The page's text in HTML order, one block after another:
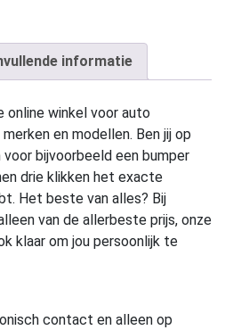
informatie
online winkel voor auto
en modellen. Ben jij op
bijvoorbeeld een bumper
drie klikken het exacte
Het beste van alles? Bij
van de allerbeste prijs, onze
klaar om jou persoonlijk te
contact en alleen op